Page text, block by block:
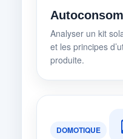
Analyser un kit
et les principes
produite.
DOMOTIQUE